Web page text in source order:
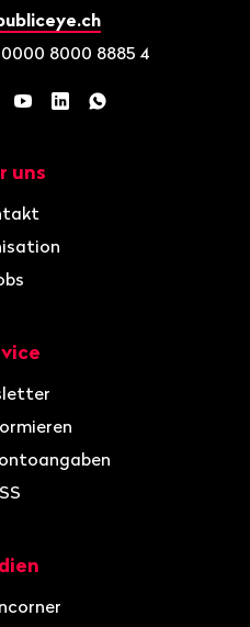
8000 8885 4
YouTube
LinkedInWhatsApp
uns